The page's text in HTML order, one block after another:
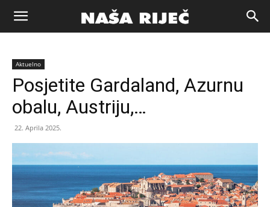
Naša
riječ
Aktuelno
Posjetite Gardaland, Azurnu
obalu, Austriju,…
22. Aprila 2025.